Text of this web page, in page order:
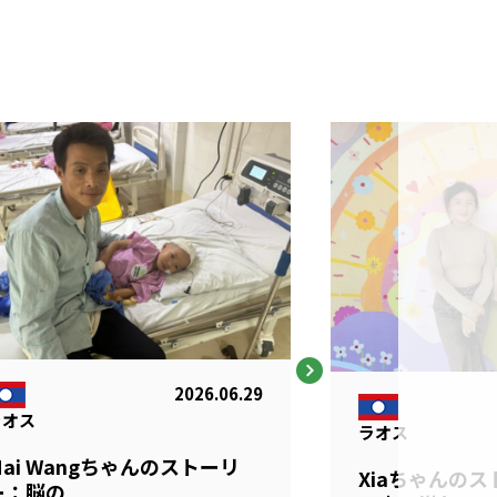
ス
2026.06.29
Wangちゃんのストーリ
ラオス
Xiaちゃんのス